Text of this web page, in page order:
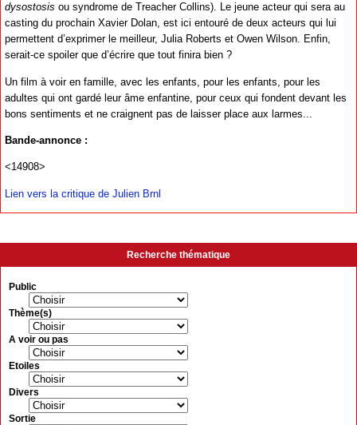
dysostosis ou syndrome de Treacher Collins). Le jeune acteur qui sera au
casting du prochain Xavier Dolan, est ici entouré de deux acteurs qui lui
permettent d’exprimer le meilleur, Julia Roberts et Owen Wilson. Enfin,
serait-ce spoiler que d’écrire que tout finira bien ?
Un film à voir en famille, avec les enfants, pour les enfants, pour les
adultes qui ont gardé leur âme enfantine, pour ceux qui fondent devant les
bons sentiments et ne craignent pas de laisser place aux larmes...
Bande-annonce :
<14908>
Lien vers la critique de Julien Brnl
Recherche thématique
Public
Thème(s)
A voir ou pas
Etoiles
Divers
Sortie